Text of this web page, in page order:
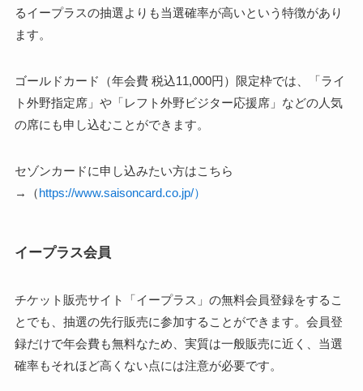
るイープラスの抽選よりも当選確率が高いという特徴があり
ます。
ゴールドカード（年会費 税込11,000円）限定枠では、「ライ
ト外野指定席」や「レフト外野ビジター応援席」などの人気
の席にも申し込むことができます。
セゾンカードに申し込みたい方はこちら
→（https://www.saisoncard.co.jp/）
イープラス会員
チケット販売サイト「イープラス」の無料会員登録をするこ
とでも、抽選の先行販売に参加することができます。会員登
録だけで年会費も無料なため、実質は一般販売に近く、当選
確率もそれほど高くない点には注意が必要です。